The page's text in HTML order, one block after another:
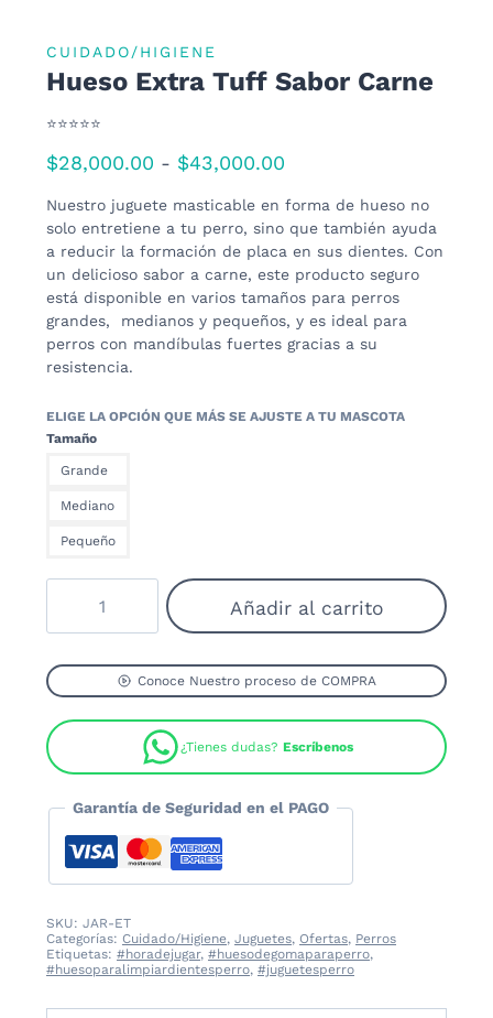
CUIDADO/HIGIENE
Hueso Extra Tuff Sabor Carne
⭐⭐⭐⭐⭐
$28,000.00 - $43,000.00
precios:
desde
$28,000.00
hasta
$43,000.00
Nuestro juguete masticable en forma de hueso no
solo entretiene a tu perro, sino que también ayuda
a reducir la formación de placa en sus dientes. Con
un delicioso sabor a carne, este producto seguro
está disponible en varios tamaños para perros
grandes, medianos y pequeños, y es ideal para
perros con mandíbulas fuertes gracias a su
resistencia.
Tamaño
Grande
Mediano
Pequeño
Tuff
Carne
Añadir al carrito
Conoce Nuestro proceso de COMPRA
¿Tienes dudas? Escríbenos
Garantía de Seguridad en el PAGO
SKU: JAR-ET
Categorías: Cuidado/Higiene, Juguetes, Ofertas, Perros
Etiquetas: #horadejugar, #huesodegomaparaperro,
#huesoparalimpiardientesperro, #juguetesperro